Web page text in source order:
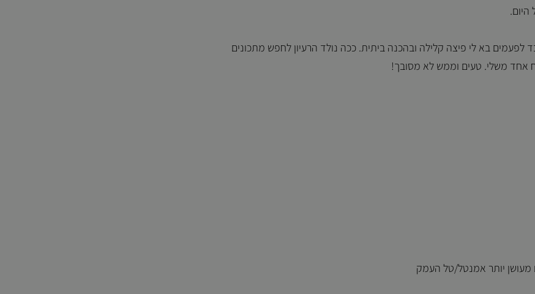
היום.
בא לי פיצה קלילה ובהכנה ביתית. ככה נולד הרעיון לחפש מתכונים
אחד משלי. טעים וממש לא מסובך!